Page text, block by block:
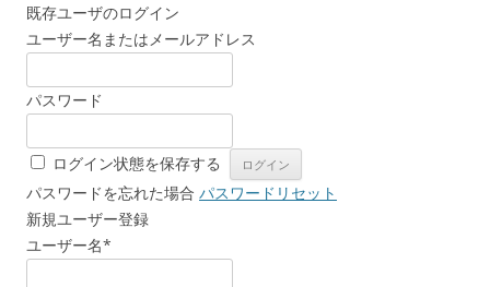
既存ユーザのログイン
ユーザー名またはメールアドレス
パスワード
ログイン状態を保存する
パスワードを忘れた場合 パスワードリセット
新規ユーザー登録
ユーザー名*